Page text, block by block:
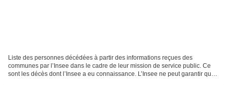
Liste des personnes décédées à partir des informations reçues des
communes par l’Insee dans le cadre de leur mission de service public. Ce
sont les décès dont l’Insee a eu connaissance. L’Insee ne peut garantir que